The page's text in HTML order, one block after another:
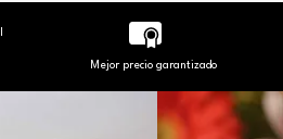
Mejor precio garantizado